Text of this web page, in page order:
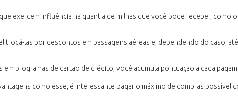
exercem influência na quantia de milhas que você pode receber, como
trocá-las por descontos em passagens aéreas e, dependendo do caso,
programas de cartão de crédito, você acumula pontuação a cada
como esse, é interessante pagar o máximo de compras possível